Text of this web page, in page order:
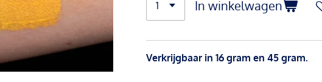
In winkelwagen
Verkrijgbaar in 16 gram en 45 gram.